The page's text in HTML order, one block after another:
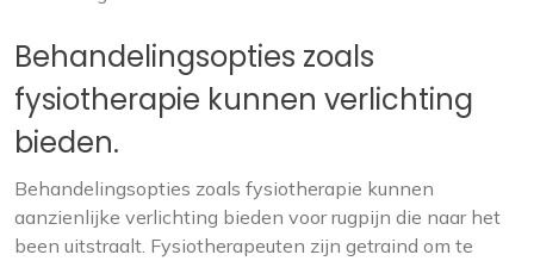
Behandelingsopties zoals
fysiotherapie kunnen verlichting
bieden.
Behandelingsopties zoals fysiotherapie kunnen
aanzienlijke verlichting bieden voor rugpijn die naar het
been uitstraalt. Fysiotherapeuten zijn getraind om te